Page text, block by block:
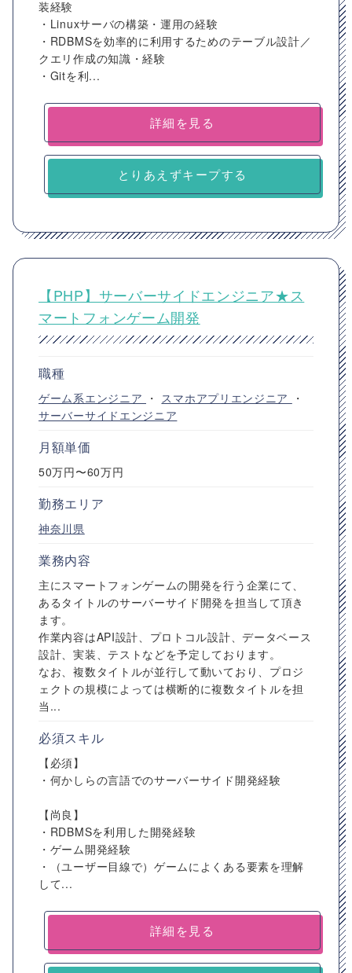
装経験
・Linuxサーバの構築・運用の経験
・RDBMSを効率的に利用するためのテーブル設計／
クエリ作成の知識・経験
・Gitを利...
詳細を見る
とりあえずキープする
【PHP】サーバーサイドエンジニア★ス
マートフォンゲーム開発
職種
ゲーム系エンジニア ・ スマホアプリエンジニア
・
サーバーサイドエンジニア
月額単価
50万円〜60万円
勤務エリア
神奈川県
業務内容
主にスマートフォンゲームの開発を行う企業にて、
あるタイトルのサーバーサイド開発を担当して頂き
ます。
作業内容はAPI設計、プロトコル設計、データベース
設計、実装、テストなどを予定しております。
なお、複数タイトルが並行して動いており、プロジ
ェクトの規模によっては横断的に複数タイトルを担
当...
必須スキル
【必須】
・何かしらの言語でのサーバーサイド開発経験
【尚良】
・RDBMSを利用した開発経験
・ゲーム開発経験
・（ユーザー目線で）ゲームによくある要素を理解
して...
詳細を見る